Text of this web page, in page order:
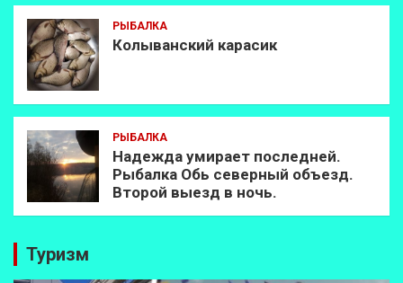
РЫБАЛКА
Колыванский карасик
РЫБАЛКА
Надежда умирает последней.
Рыбалка Обь северный объезд.
Второй выезд в ночь.
Туризм